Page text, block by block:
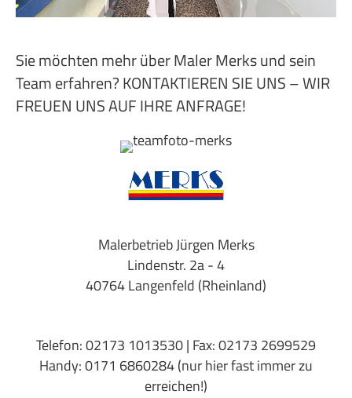
Sie möchten mehr über Maler Merks und sein
Team erfahren?KONTAKTIEREN SIE UNS – WIR
FREUEN UNS AUF IHRE ANFRAGE!
Malerbetrieb Jürgen Merks
Lindenstr. 2a - 4
40764 Langenfeld (Rheinland)
Telefon: 02173 1013530 | Fax: 02173 2699529
Handy: 0171 6860284 (nur hier fast immer zu
erreichen!)